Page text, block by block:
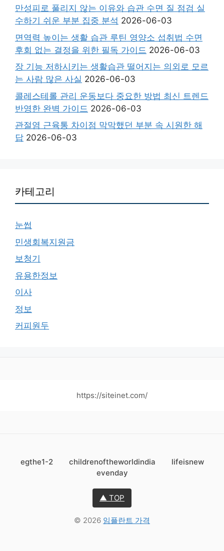
만성피로 풀리지 않는 이유와 습관 수면 질 점검 실
수하기 쉬운 부분 집중 분석 2026-06-03
면역력 높이는 생활 습관 루틴 영양소 섭취법 수면
후회 없는 결정을 위한 필독 가이드 2026-06-03
장 기능 저하시키는 생활습관 떨어지는 의외로 모르
는 사람 많은 사실 2026-06-03
콜레스테롤 관리 운동보다 중요한 방법 최신 트렌드
반영한 완벽 가이드 2026-06-03
관절염 근육통 차이점 막막했던 부분 속 시원한 해
답 2026-06-03
카테고리
눈썹
민생회복지원금
보청기
유용한정보
이사
정보
커피원두
https://siteinet.com/
egthe1-2 childrenoftheworldindia
lifeisnew
evenday
▲ TOP
© 2026 임플란트 가격